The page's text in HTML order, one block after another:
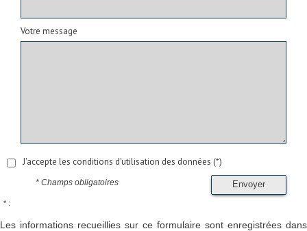
Votre message
J'accepte les conditions d'utilisation des données (*)
Envoyer
* Champs obligatoires
* :
Les informations recueillies sur ce formulaire sont enregistrées dans